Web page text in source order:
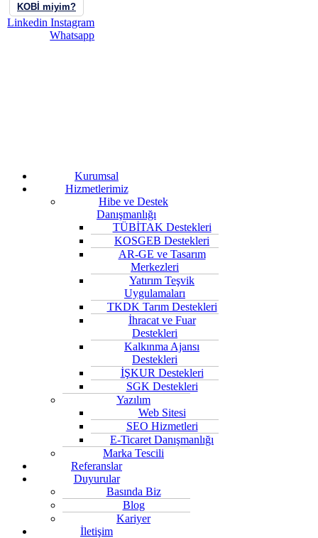
KOBİ miyim?
Linkedin Instagram
Whatsapp
Menü
Kurumsal
Hizmetlerimiz
Hibe ve Destek
Danışmanlığı
TÜBİTAK Destekleri
KOSGEB Destekleri
AR-GE ve Tasarım
Merkezleri
Yatırım Teşvik
Uygulamaları
TKDK Tarım Destekleri
İhracat ve Fuar
Destekleri
Kalkınma Ajansı
Destekleri
İŞKUR Destekleri
SGK Destekleri
Yazılım
Web Sitesi
SEO Hizmetleri
E-Ticaret Danışmanlığı
Marka Tescili
Referanslar
Duyurular
Basında Biz
Blog
Kariyer
İletişim